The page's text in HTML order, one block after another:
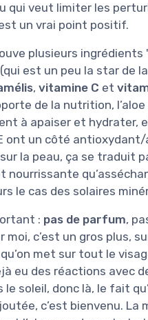
qui veut limiter les
un vrai point positif.
plusieurs ingrédients
(qui est un peu la star de
, vitamine C et
de la nutrition,
à apaiser et hydrater,
ont un côté
la peau, ça se traduit
nourrissante
le cas des solaires
: pas de parfum,
moi, c’est un gros plus,
met sur tout le
eu des réactions avec
soleil, donc là, le fait
c’est bienvenu. La